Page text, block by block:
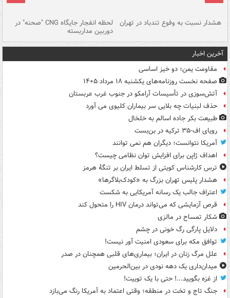
هشدار نسبت به وفوع تندباد در تهران لحظه انفجار جایگاه CNG "صحنه" در
دوربین مداربسته
آخرین اخبار
مقاومت یمن؛ دو خیز اساسی
صفحه نخست روزنامه‌های یکشنبه ۱۸ مرداد ۱۴۰۵
آتش‌سوزی در تأسیسات آرامکو در جنوب غرب عربستان
حذف لبنیات چه بلایی سر بیماران کلیوی می آورد
طبیعت بکر جاده اسالم به خلخال
رویای اف-۳۵ ترکیه در بن‌بست
آمریکا نتوانست؛ دیگران هم نمی توانند
اهداف ژاپن برای افزایش توان نظامی چیست؟
ترس کارشناس کویتی از تسلط ایران بر تنگۀ هرمز
هشدار پلیس تهران بزرگ به «کودک‌بلاگرها»
اعتراف جالب یک رسانه آمریکایی به شکست
قرص آزمایشی که می‌تواند درمان HIV را متحول کند
شکار تمساح در مالزی
دلایل پارگی رگ خونی در چشم
توافق مکه برای سعودی امنیت آور نیست!
علل مرگ زنان در ایران؛ بیماری‌های قلبی همچنان در صدر
میدان‌داری یک دهه نودی در بین‌الحرمین
از غزه بگویید...! حتی با یک توییت!
جنگ تاج و تخت در منطقه؛ وقتی اعتماد به آمریکا رنگ می‌بازد